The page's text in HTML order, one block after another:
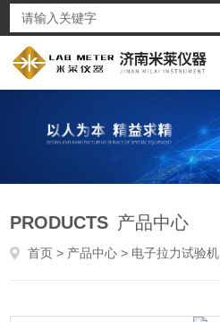
PRODUCTS 产品中心
首页 > 产品中心 > 电子拉力试验机